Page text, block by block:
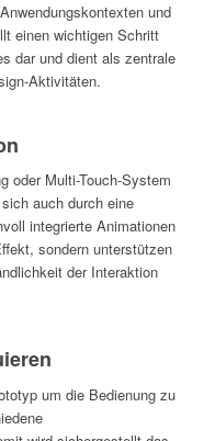
und
einen wichtigen Schritt
dar und dient als zentrale
Aktivitäten.
oder Multi-Touch-System
auch durch eine
integrierte Animationen
sondern unterstützen
der Interaktion
um die Bedienung zu